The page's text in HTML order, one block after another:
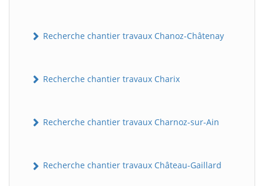
Recherche chantier travaux Chanoz-Châtenay
Recherche chantier travaux Charix
Recherche chantier travaux Charnoz-sur-Ain
Recherche chantier travaux Château-Gaillard